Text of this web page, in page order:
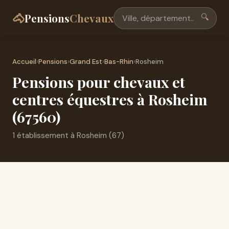
🐴PensionsChevaux 🔍
Accueil›Pensions›Grand Est›Bas-Rhin›Rosheim
Pensions pour chevaux et
centres équestres à Rosheim
(67560)
1 établissement à Rosheim (67)